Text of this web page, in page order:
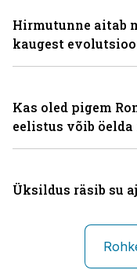
Hirmutunne aitab
kaugest
Kas oled pigem
eelistus võib
Üksildus räsib su